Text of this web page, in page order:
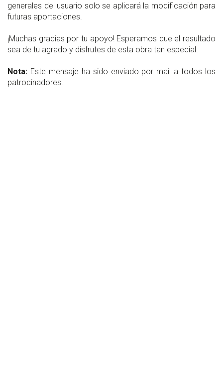
generales del usuario solo se aplicará la modificación para
futuras aportaciones.
¡Muchas gracias por tu apoyo! Esperamos que el resultado
sea de tu agrado y disfrutes de esta obra tan especial.
Nota: Este mensaje ha sido enviado por mail a todos los
patrocinadores.